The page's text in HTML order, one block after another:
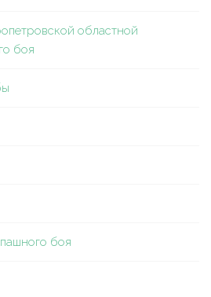
областной
боя
боя